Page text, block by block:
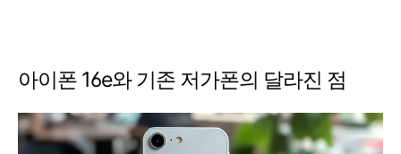
아이폰 16e와 기존 저가폰의 달라진 점